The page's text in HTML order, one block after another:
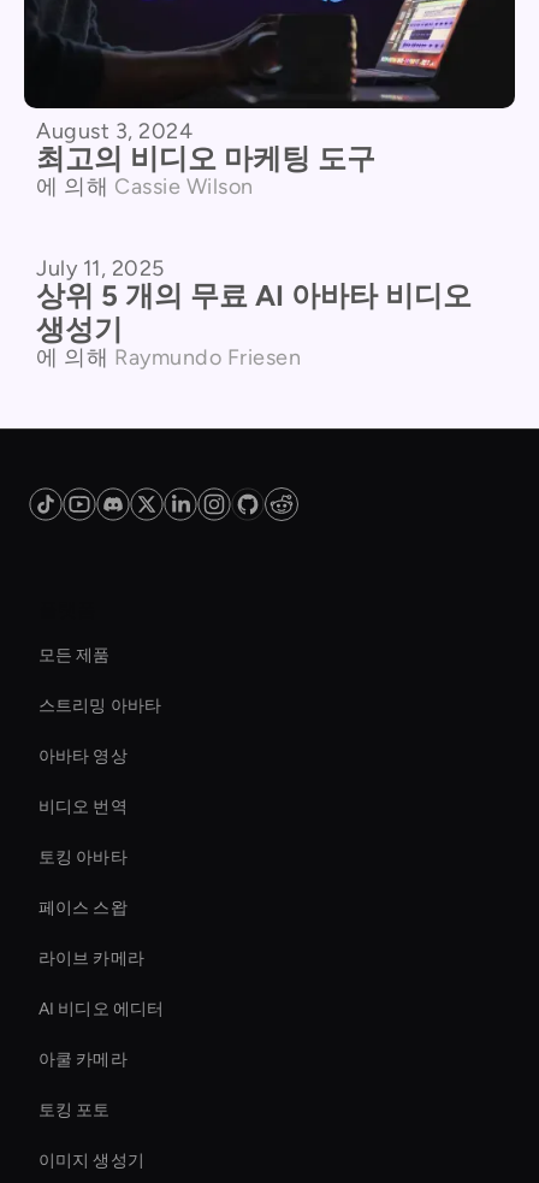
August 3, 2024
최고의 비디오 마케팅 도구
에 의해 Cassie Wilson
제품 비교
July 11, 2025
상위 5 개의 무료 AI 아바타 비디오
생성기
에 의해 Raymundo Friesen
모든 제품
스트리밍 아바타
아바타 영상
비디오 번역
토킹 아바타
페이스 스왑
라이브 카메라
AI 비디오 에디터
아쿨 카메라
토킹 포토
이미지 생성기